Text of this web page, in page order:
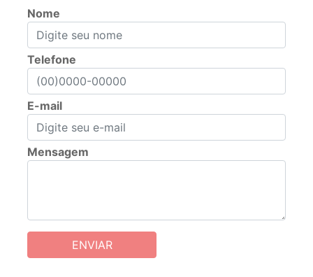
Nome
Telefone
E-mail
Mensagem
ENVIAR